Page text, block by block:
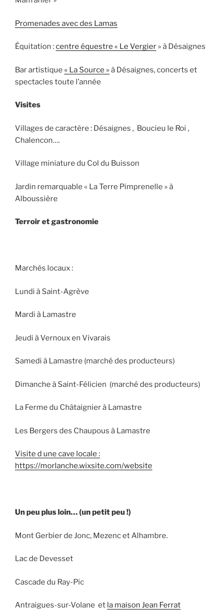
Promenades avec des Lamas
Équitation :centre équestre « Le Vergier » à Désaignes
Bar artistique « La Source » à Désaignes, concerts et
spectacles toute l’année
Visites
Villages de caractère : Désaignes , Boucieu le Roi ,
Chalencon….
Village miniature du Col du Buisson
Jardin remarquable « La Terre Pimprenelle » à
Alboussière
Terroir et gastronomie
Marchés locaux :
Lundi à Saint-Agrève
Mardi à Lamastre
Jeudi à Vernoux en Vivarais
Samedi à Lamastre (marché des producteurs)
Dimanche à Saint-Félicien (marché des producteurs)
La Ferme du Châtaignier à Lamastre
Les Bergers des Chaupous à Lamastre
Visite d une cave locale :
https://morlanche.wixsite.com/website
Un peu plus loin… (un petit peu !)
Mont Gerbier de Jonc, Mezenc et Alhambre.
Lac de Devesset
Cascade du Ray-Pic
Antraigues-sur-Volane et la maison Jean Ferrat